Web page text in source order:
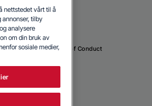
Cookie Policy Code of Conduct
nettstedet vårt til å
annonser, tilby
analysere
om din bruk av
sosiale medier,